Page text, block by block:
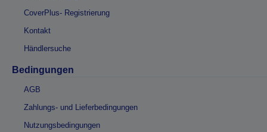
CoverPlus- Registrierung
Kontakt
Händlersuche
Bedingungen
AGB
Zahlungs- und Lieferbedingungen
Nutzungsbedingungen